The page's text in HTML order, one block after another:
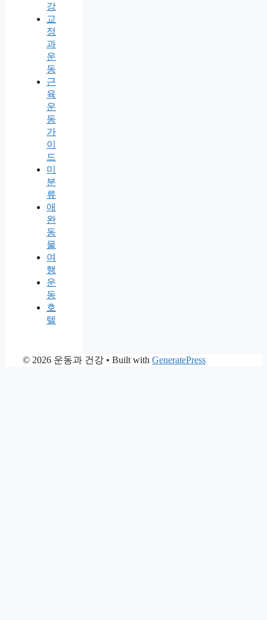
강
교
정
과
운
동
근
육
운
동
가
이
드
미
분
류
애
완
동
물
여
행
운
동
호
텔
© 2026 운동과 건강 • Built with GeneratePress